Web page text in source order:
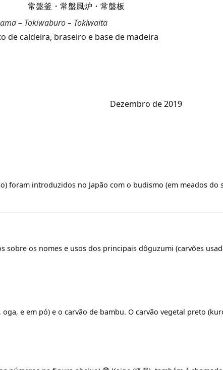
常盤釜・常盤風炉・常盤板
– Tokiwaburo – Tokiwaita
de caldeira, braseiro e base de madeira
Dezembro de 2019
foram introduzidos no Japão com o budismo (em meados do
sobre os nomes e usos dos principais dôguzumi (carvões
e em pó) e o carvão de bambu. O carvão vegetal preto